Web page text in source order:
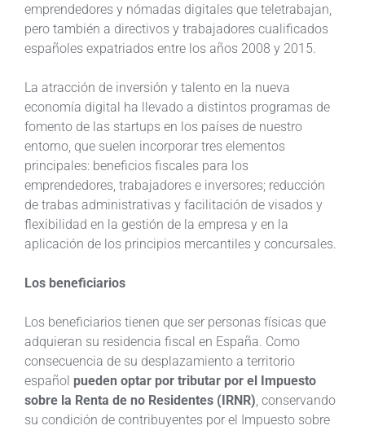
emprendedores y nómadas digitales que teletrabajan,
pero también a directivos y trabajadores cualificados
españoles expatriados entre los años 2008 y 2015.
La atracción de inversión y talento en la nueva
economía digital ha llevado a distintos programas de
fomento de las startups en los países de nuestro
entorno, que suelen incorporar tres elementos
principales: beneficios fiscales para los
emprendedores, trabajadores e inversores; reducción
de trabas administrativas y facilitación de visados y
flexibilidad en la gestión de la empresa y en la
aplicación de los principios mercantiles y concursales.
Los beneficiarios
Los beneficiarios tienen que ser personas físicas que
adquieran su residencia fiscal en España. Como
consecuencia de su desplazamiento a territorio
español pueden optar por tributar por el Impuesto
sobre la Renta de no Residentes (IRNR) , conservando
su condición de contribuyentes por el Impuesto sobre